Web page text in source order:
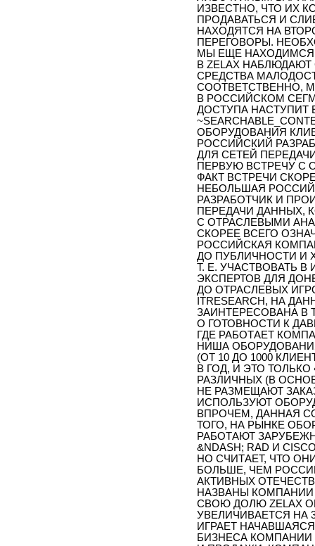
ИЗВЕСТНО, ЧТО ИХ
ПРОДАВАТЬСЯ И
НАХОДЯТСЯ НА
ПЕРЕГОВОРЫ.
МЫ ЕЩЕ НАХОДИМСЯ
В ZELAX
СРЕДСТВА
СООТВЕТСТВЕННО,
В РОССИЙСКОМ
ДОСТУПА НАСТУПИТ
ОБОРУДОВАНИЯ
РОССИЙСКИЙ
ДЛЯ СЕТЕЙ
ПЕРВУЮ ВСТРЕЧУ С
ФАКТ ВСТРЕЧИ
НЕБОЛЬШАЯ
РАЗРАБОТЧИК И
ПЕРЕДАЧИ ДАННЫХ,
С ОТРАСЛЕВЫМИ
СКОРЕЕ ВСЕГО
РОССИЙСКАЯ
ДО ПУБЛИЧНОСТИ И
Т. Е. УЧАСТВОВАТЬ
ЭКСПЕРТОВ ДЛЯ
ДО ОТРАСЛЕВЫХ
ITRESEARCH, НА
ЗАИНТЕРЕСОВАНА
О ГОТОВНОСТИ К
ГДЕ РАБОТАЕТ
НИША
(ОТ 10 ДО 1000
В ГОД, И ЭТО ТОЛЬКО
РАЗЛИЧНЫХ (В
НЕ РАЗМЕЩАЮТ
ИСПОЛЬЗУЮТ
ВПРОЧЕМ, ДАННАЯ
ТОГО, НА РЫНКЕ
РАБОТАЮТ
&NDASH; RAD И
НО СЧИТАЕТ, ЧТО
БОЛЬШЕ, ЧЕМ
АКТИВНЫХ
НАЗВАНЫ КОМПАНИИ
СВОЮ ДОЛЮ ZELAX
УВЕЛИЧИВАЕТСЯ НА
ИГРАЕТ
БИЗНЕСА